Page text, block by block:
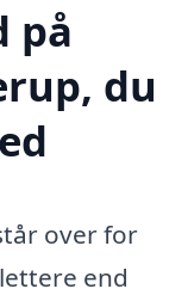
på
du
over for
end